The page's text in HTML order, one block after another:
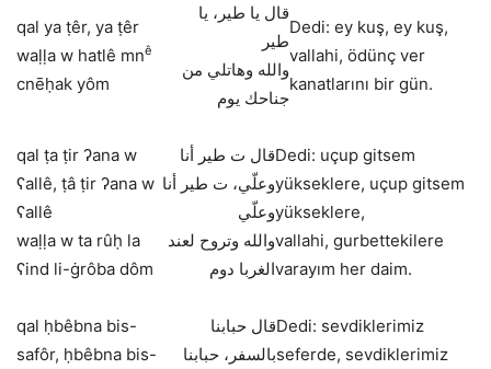
qal ya ṭêr, ya ṭêr
waḷḷa w hatlê mnê
cnēḥak yôm
قال يا طير، يا
طير
والله وهاتلي من
جناحك يوم
Dedi: ey kuş, ey kuş,
vallahi, ödünç ver
kanatlarını bir gün.
qal ṭa ṭir ʔana w
ʕallê, ṭâ ṭir ʔana w
ʕallê
waḷḷa w ta rûḥ la
ʕind li-ġrôba dôm
قال ت طير أنا
وعلّي، ت طير أنا
وعلّي
والله وتروح لعند
الغربا دوم
Dedi: uçup gitsem
yükseklere, uçup gitsem
yükseklere,
vallahi, gurbettekilere
varayım her daim.
qal ḥbêbna bis-
safôr, ḥbêbna bis-
قال حبابنا
بالسفر، حبابنا
Dedi: sevdiklerimiz
seferde, sevdiklerimiz